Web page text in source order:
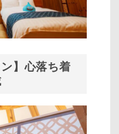
ン】心落ち着